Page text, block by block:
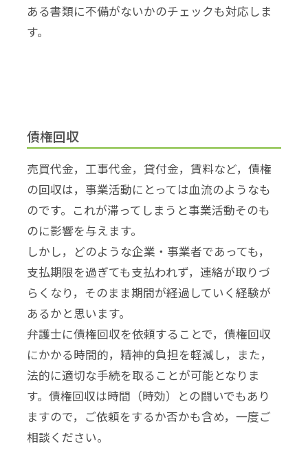
ある書類に不備がないかのチェックも対応しま
す。
債権回収
売買代金，工事代金，貸付金，賃料など，債権
の回収は，事業活動にとっては血流のようなも
のです。これが滞ってしまうと事業活動そのも
のに影響を与えます。
しかし，どのような企業・事業者であっても，
支払期限を過ぎても支払われず，連絡が取りづ
らくなり，そのまま期間が経過していく経験が
あるかと思います。
弁護士に債権回収を依頼することで，債権回収
にかかる時間的，精神的負担を軽減し，また，
法的に適切な手続を取ることが可能となりま
す。債権回収は時間（時効）との闘いでもあり
ますので，ご依頼をするか否かも含め，一度ご
相談ください。